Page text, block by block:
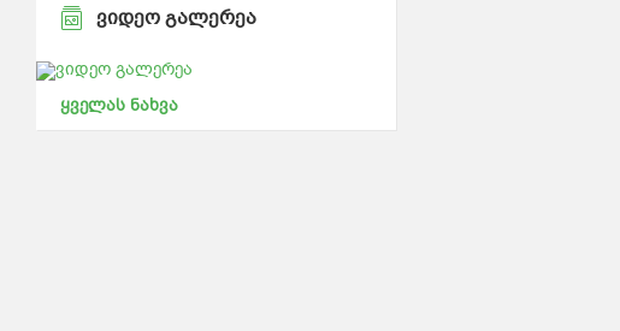
ᲕᲘᲓᲔᲝ ᲒᲐᲚᲔᲠᲔᲐ
ყველას ნახვა